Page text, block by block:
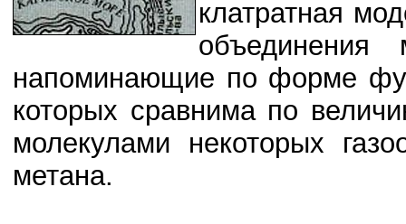
клатратная
объединения
напоминающие по форме
которых сравнима по
молекулами некоторых
метана.